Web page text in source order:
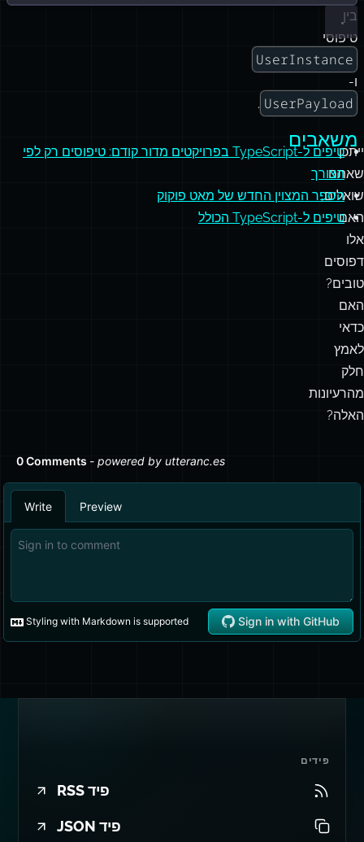
בין
טיפוסי
UserInstance
ו-
UserPayload
.
ייתכן
שאתם
שואלים,
האם
אלו
דפוסים
טובים?
האם
כדאי
לאמץ
חלק
מהרעיונות
האלה?
משאבים
טיפים ל-TypeScript בפרויקטים מדור קודם: טיפוסים רק לפי
הצורך
הספר המצוין החדש של מאט פוקוק
טיפים ל-TypeScript הכולל
פידים
פיד RSS
פיד JSON